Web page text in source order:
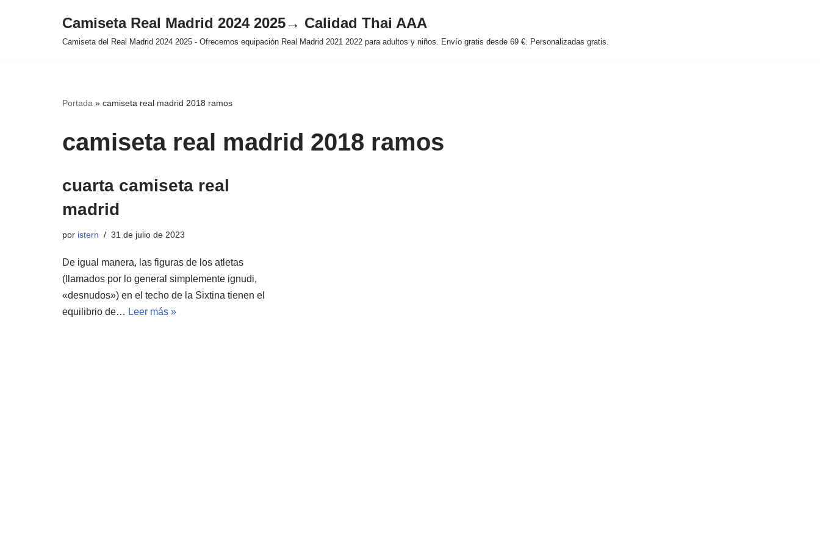
Camiseta Real Madrid 2024 2025→ Calidad Thai AAA
Camiseta del Real Madrid 2024 2025 - Ofrecemos equipación Real Madrid 2021 2022 para adultos y niños. Envío gratis desde 69 €. Personalizadas gratis.
Portada » camiseta real madrid 2018 ramos
camiseta real madrid 2018 ramos
cuarta camiseta real
madrid
por istern 31 de julio de 2023
De igual manera, las figuras de los atletas
(llamados por lo general simplemente ignudi,
«desnudos») en el techo de la Sixtina tienen el
equilibrio de… Leer más »